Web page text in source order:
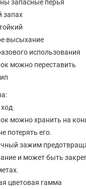
запасные перья
запах
высыхание
использования
можно переставить
можно хранить на
потерять его.
зажим
и может быть
цветовая гамма